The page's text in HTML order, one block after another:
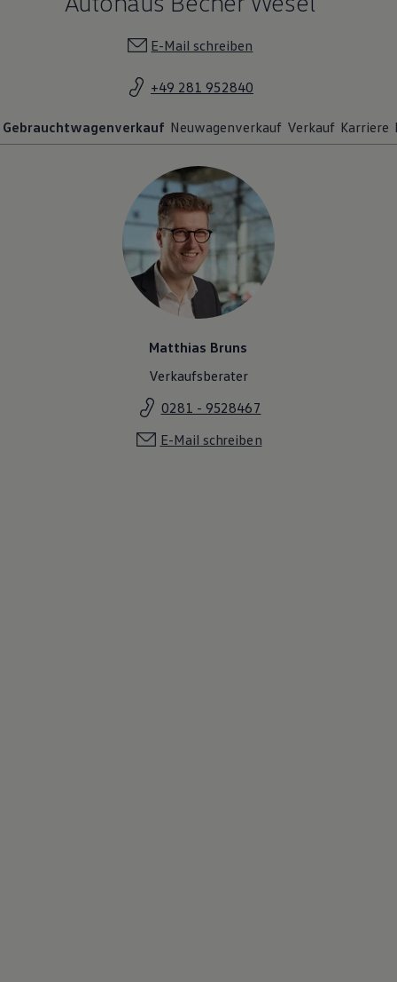
E-Mail schreiben
+49 281 952840
Gebrauchtwagenverkauf Neuwagenverkauf Verkauf Karriere
Matthias Bruns
Verkaufsberater
0281 - 9528467
E-Mail schreiben